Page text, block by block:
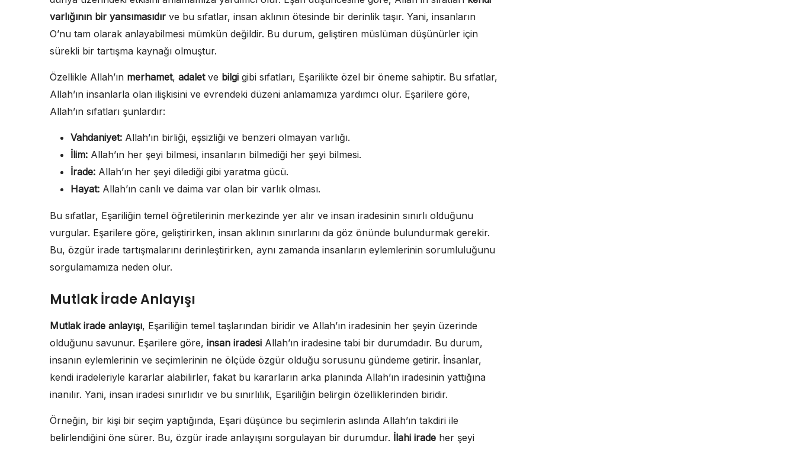
varlığının bir yansımasıdır ve bu sıfatlar, insan aklının ötesinde bir derinlik taşır. Yani, insanların
O’nu tam olarak anlayabilmesi mümkün değildir. Bu durum, geliştiren müslüman düşünürler için
sürekli bir tartışma kaynağı olmuştur.
Özellikle Allah’ın merhamet, adaletve bilgi gibi sıfatları, Eşarilikte özel bir öneme sahiptir. Bu sıfatlar,
Allah’ın insanlarla olan ilişkisini ve evrendeki düzeni anlamamıza yardımcı olur. Eşarilere göre,
Allah’ın sıfatları şunlardır:
Vahdaniyet: Allah’ın birliği, eşsizliği ve benzeri olmayan varlığı.
İlim: Allah’ın her şeyi bilmesi, insanların bilmediği her şeyi bilmesi.
İrade: Allah’ın her şeyi dilediği gibi yaratma gücü.
Hayat: Allah’ın canlı ve daima var olan bir varlık olması.
Bu sıfatlar, Eşariliğin temel öğretilerinin merkezinde yer alır ve insan iradesinin sınırlı olduğunu
vurgular. Eşarilere göre, geliştirirken, insan aklının sınırlarını da göz önünde bulundurmak gerekir.
Bu, özgür irade tartışmalarını derinleştirirken, aynı zamanda insanların eylemlerinin sorumluluğunu
sorgulamamıza neden olur.
Mutlak İrade Anlayışı
Mutlak irade anlayışı, Eşariliğin temel taşlarından biridir ve Allah’ın iradesinin her şeyin üzerinde
olduğunu savunur. Eşarilere göre, insan iradesi Allah’ın iradesine tabi bir durumdadır. Bu durum,
insanın eylemlerinin ve seçimlerinin ne ölçüde özgür olduğu sorusunu gündeme getirir. İnsanlar,
kendi iradeleriyle kararlar alabilirler, fakat bu kararların arka planında Allah’ın iradesinin yattığına
inanılır. Yani, insan iradesi sınırlıdır ve bu sınırlılık, Eşariliğin belirgin özelliklerinden biridir.
Örneğin, bir kişi bir seçim yaptığında, Eşari düşünce bu seçimlerin aslında Allah’ın takdiri ile
belirlendiğini öne sürer. Bu, özgür irade anlayışını sorgulayan bir durumdur. İlahi irade her şeyi